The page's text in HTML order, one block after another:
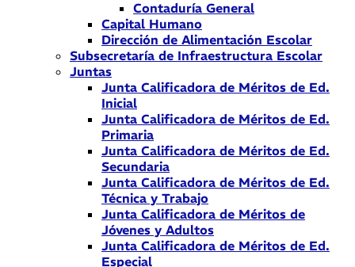
Contaduría General
Capital Humano
Dirección de Alimentación Escolar
Subsecretaría de Infraestructura Escolar
Juntas
Junta Calificadora de Méritos de Ed.
Inicial
Junta Calificadora de Méritos de Ed.
Primaria
Junta Calificadora de Méritos de Ed.
Secundaria
Junta Calificadora de Méritos de Ed.
Técnica y Trabajo
Junta Calificadora de Méritos de
Jóvenes y Adultos
Junta Calificadora de Méritos de Ed.
Especial